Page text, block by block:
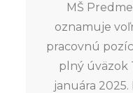
MŠ
oznamuje
pracovnú
plný úväzok
januára